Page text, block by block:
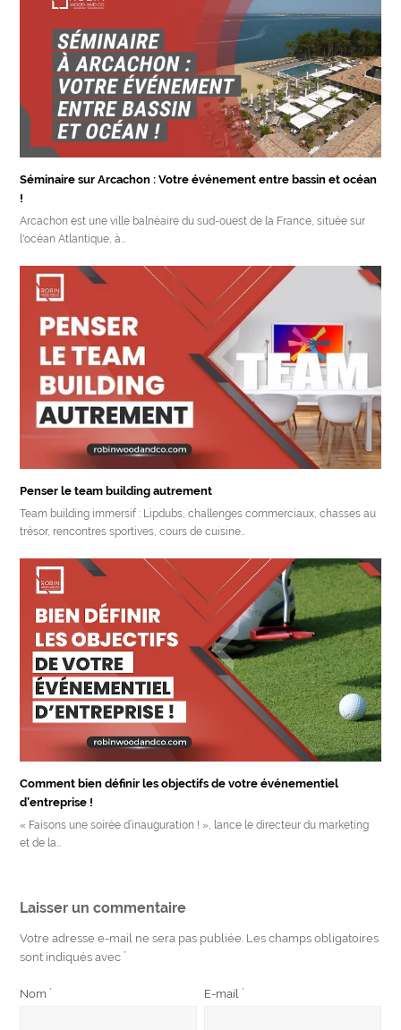
Séminaire sur Arcachon : Votre événement entre bassin et océan
!
Arcachon est une ville balnéaire du sud-ouest de la France, située sur
l'océan Atlantique, à…
Penser le team building autrement
Team building immersif : Lipdubs, challenges commerciaux, chasses au
trésor, rencontres sportives, cours de cuisine…
Comment bien définir les objectifs de votre événementiel
d’entreprise !
« Faisons une soirée d’inauguration ! », lance le directeur du marketing
et de la…
Laisser un commentaire
Votre adresse e-mail ne sera pas publiée. Les champs obligatoires
sont indiqués avec*
Nom* E-mail*